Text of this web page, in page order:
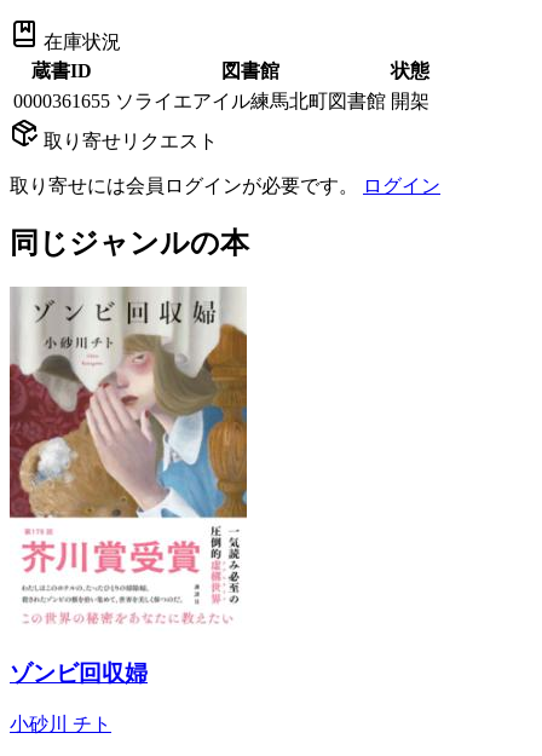
在庫状況
蔵書ID
図書館
状態
0000361655 ソライエアイル練馬北町図書館 開架
取り寄せリクエスト
取り寄せには会員ログインが必要です。 ログイン
同じジャンルの本
ゾンビ回収婦
小砂川 チト